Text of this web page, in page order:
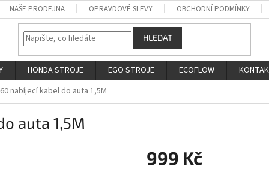
NAŠE PRODEJNA OPRAVDOVÉ SLEVY OBCHODNÍ PODMÍNKY
HLEDAT
HONDA STROJE EGO STROJE ECOFLOW
nabíjecí kabel do auta 1,5M
auta 1,5M
999 Kč